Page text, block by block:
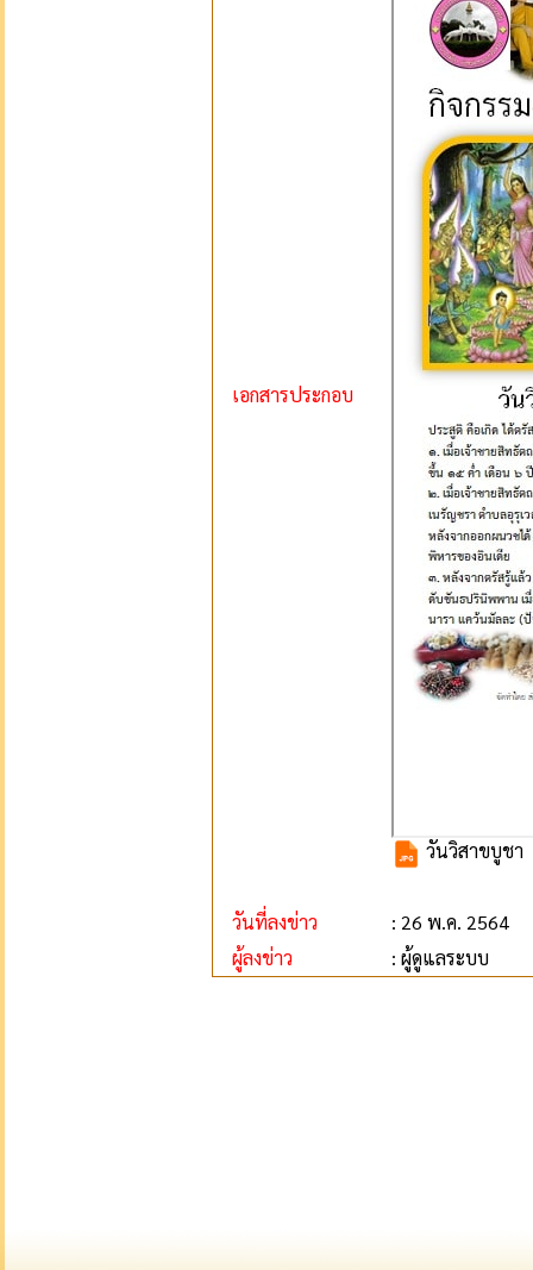
เอกสารประกอบ
วันวิสาขบูชา
วันที่ลงข่าว
: 26 พ.ค. 2564
ผู้ลงข่าว
: ผู้ดูแลระบบ